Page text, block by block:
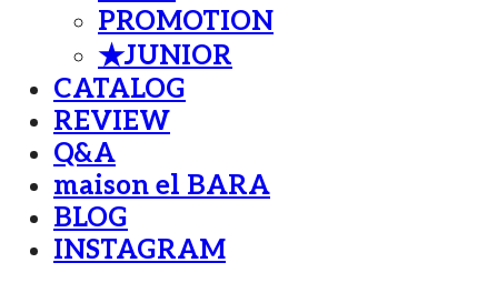
PROMOTION
★JUNIOR
CATALOG
REVIEW
Q&A
maison el BARA
BLOG
INSTAGRAM